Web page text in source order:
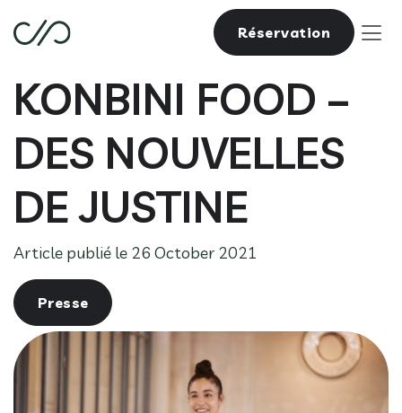
Réservation
KONBINI FOOD –
DES NOUVELLES
DE JUSTINE
Article publié le 26 October 2021
Presse